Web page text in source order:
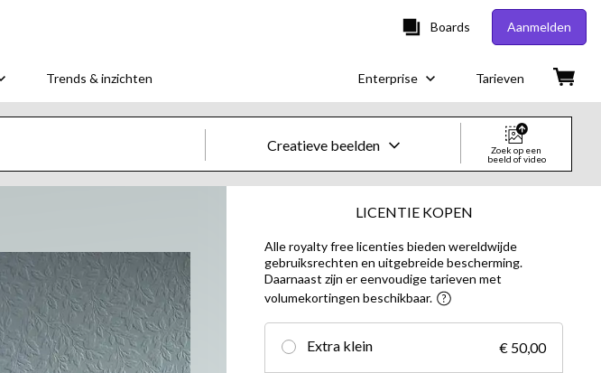
Boards Aanmelden
Trends & inzichten Enterprise Tarieven
Creatieve beelden
Beelden
Creatief
Zoek op een
beeld of video
LICENTIE KOPEN
Alle royalty free licenties bieden wereldwijde
gebruiksrechten en uitgebreide bescherming.
Daarnaast zijn er eenvoudige tarieven met
volumekortingen beschikbaar.
Extra klein € 50,00